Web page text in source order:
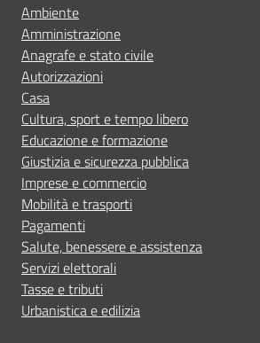
Ambiente
Amministrazione
Anagrafe e stato civile
Autorizzazioni
Casa
Cultura, sport e tempo libero
Educazione e formazione
Giustizia e sicurezza pubblica
Imprese e commercio
Mobilità e trasporti
Pagamenti
Salute, benessere e assistenza
Servizi elettorali
Tasse e tributi
Urbanistica e edilizia